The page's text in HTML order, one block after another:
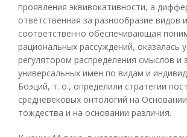
проявления эквивокативности, а
ответственная за разнообразие видов
соответственно обеспечивающая
рациональных рассуждений, оказалась
регулятором распределения смыслов и
универсальных имен по видам и
Боэций, т. о., определили стратегии
средневековых онтологий на
тождества и на основании различия.